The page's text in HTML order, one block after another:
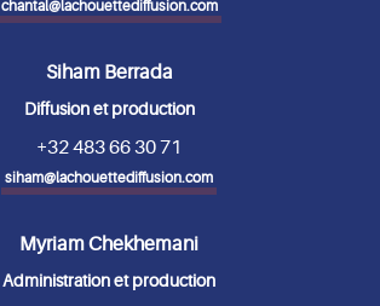
chantal@lachouettediffusion.com
Siham Berrada
Diffusion et production
+32 483 66 30 71
siham@lachouettediffusion.com
Myriam Chekhemani
Administration et production